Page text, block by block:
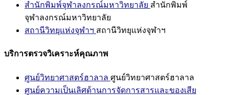
สำนักพิมพ์จุฬาลงกรณ์มหาวิทยาลัย สำนักพิมพ์
จุฬาลงกรณ์มหาวิทยาลัย
สถานีวิทยุแห่งจุฬาฯ สถานีวิทยุแห่งจุฬาฯ
บริการตรวจวิเคราะห์คุณภาพ
ศูนย์วิทยาศาสตร์ฮาลาล ศูนย์วิทยาศาสตร์ฮาลาล
ศูนย์ความเป็นเลิศด้านการจัดการสารและของเสีย